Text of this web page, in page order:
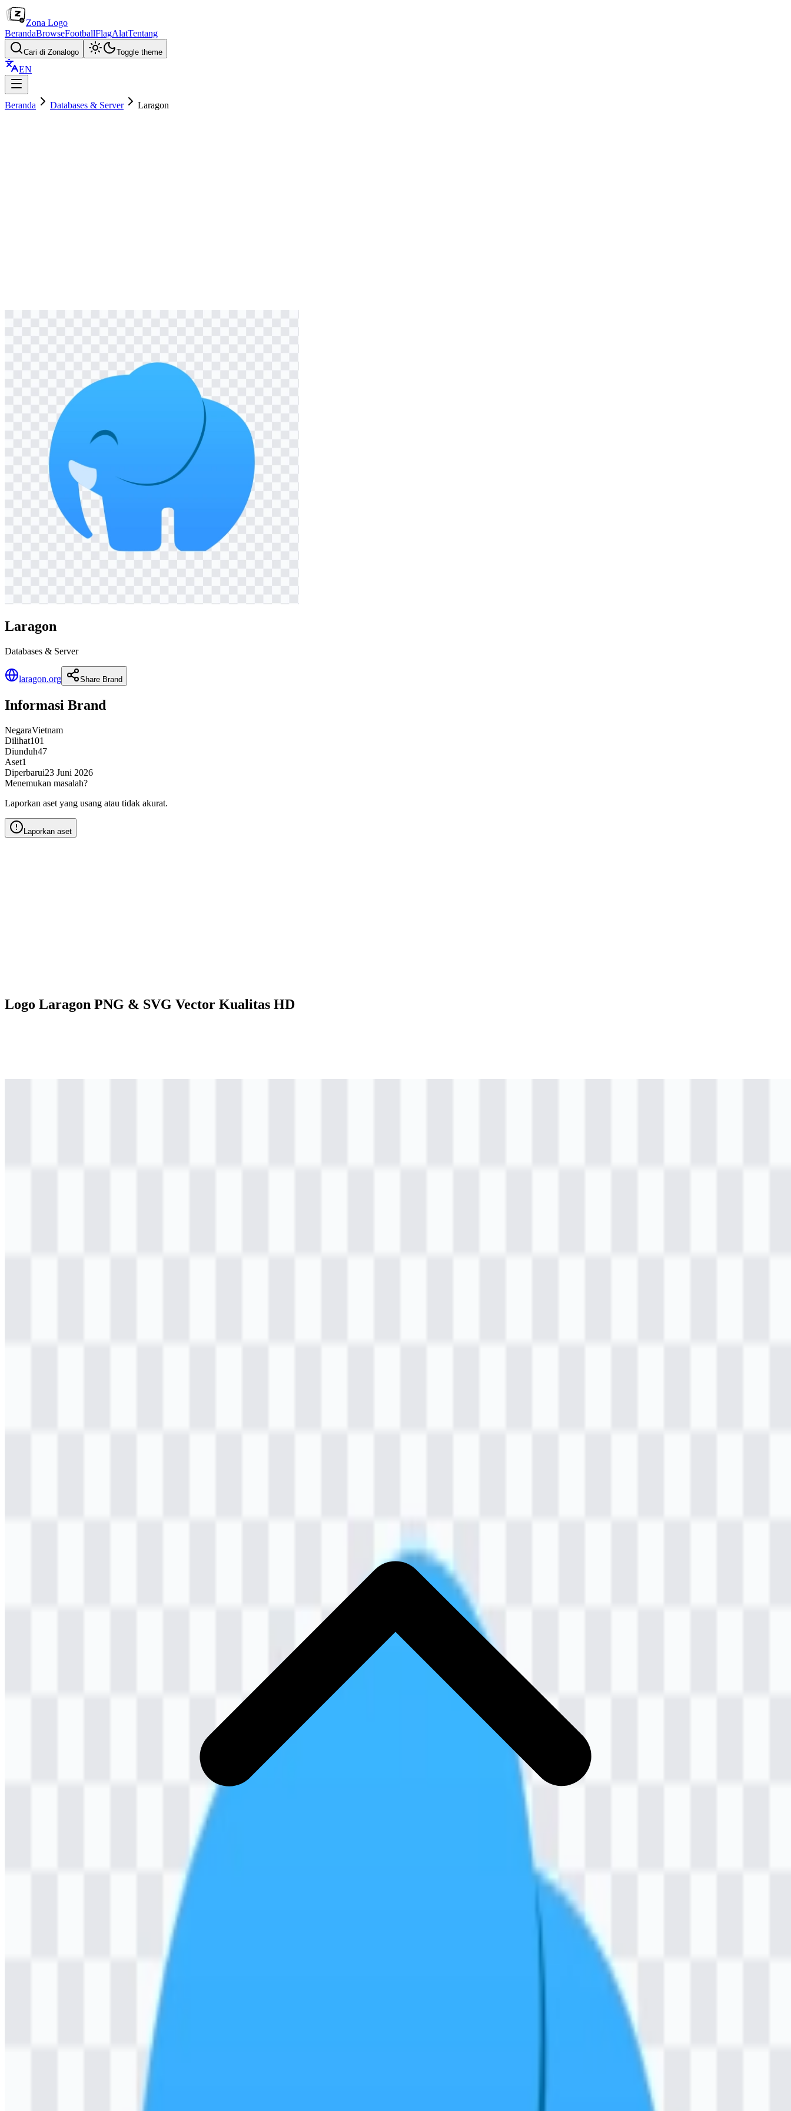
Zona Logo
BerandaBrowseFootballFlagAlatTentang
Cari di Zonalogo Toggle theme
EN
Beranda Databases & Server Laragon
Laragon
Databases & Server
laragon.org Share Brand
Informasi Brand
NegaraVietnam
Dilihat101
Diunduh47
Aset1
Diperbarui23 Juni 2026
Menemukan masalah?
Laporkan aset yang usang atau tidak akurat.
Laporkan aset
Logo Laragon PNG & SVG Vector Kualitas HD